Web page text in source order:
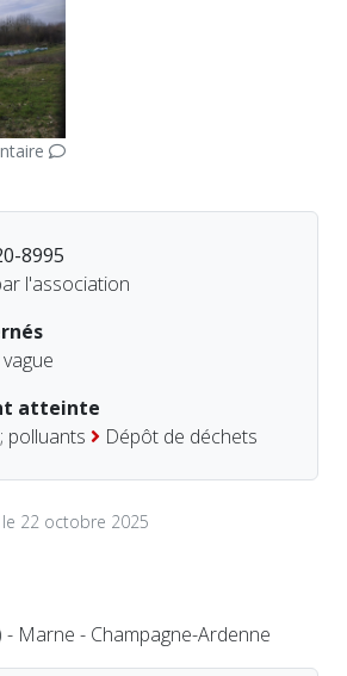
8995
l'association
atteinte
polluants
Dépôt de déchets
22 octobre 2025
Marne - Champagne-Ardenne